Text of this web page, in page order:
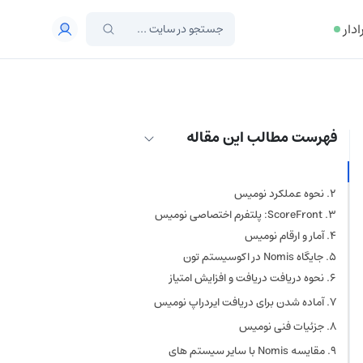
رادار
فهرست مطالب این مقاله
ویژگی‌ های کلیدی نومیس
نحوه عملکرد نومیس
ScoreFront: پلتفرم اختصاصی نومیس
آمار و ارقام نومیس
جایگاه Nomis در اکوسیستم تون
نحوه دریافت دریافت و افزایش امتیاز
نومیسمراحل اصلی دریافت امتیاز
نکات مهم برای افزایش امتیاز
نومیس:
آماده شدن برای دریافت ایردراپ نومیس
۹ نکته کلیدی برای دریافت
ایردراپ نومیس
جزئیات فنی نومیس
سیستم سطح‌ بندی نومیس
مقایسه Nomis با سایر سیستم‌ های